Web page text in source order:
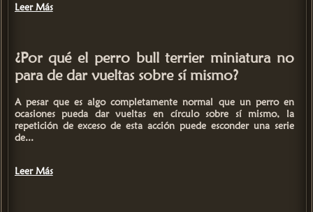
Leer Más
¿Por qué el perro bull terrier miniatura no
para de dar vueltas sobre sí mismo?
A pesar que es algo completamente normal que un perro en
ocasiones pueda dar vueltas en círculo sobre sí mismo, la
repetición de exceso de esta acción puede esconder una serie
de...
Leer Más